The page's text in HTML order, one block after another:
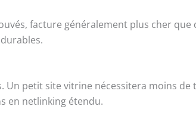
facture généralement plus cher
petit site vitrine nécessitera moins de
en netlinking étendu.